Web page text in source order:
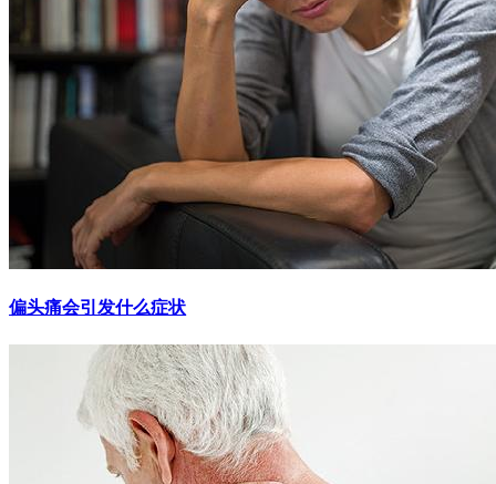
偏头痛会引发什么症状